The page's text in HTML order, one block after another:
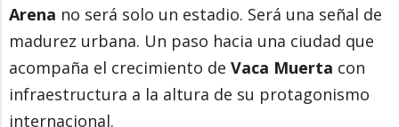
Arena no será solo un estadio. Será una señal de
madurez urbana. Un paso hacia una ciudad que
acompaña el crecimiento de Vaca Muerta con
infraestructura a la altura de su protagonismo
internacional.